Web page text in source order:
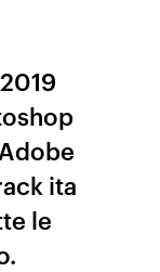
ita
le